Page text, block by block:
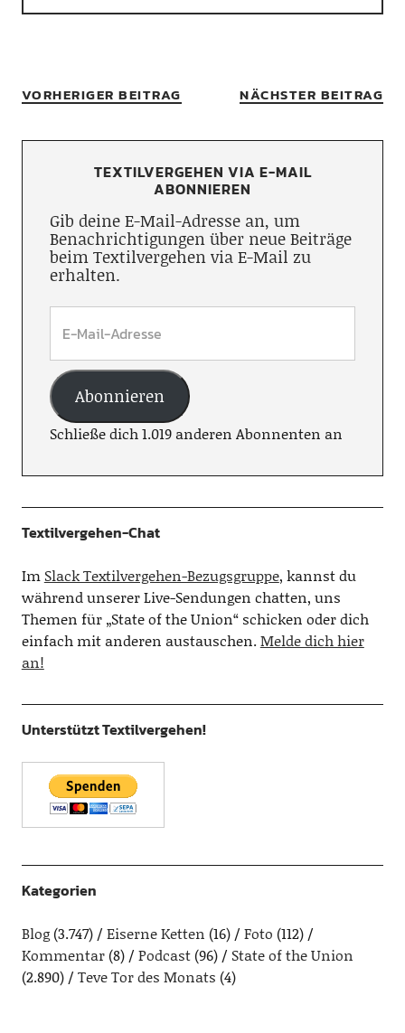
VORHERIGER BEITRAG NÄCHSTER BEITRAG
TEXTILVERGEHEN VIA E-MAIL
ABONNIEREN
Gib deine E-Mail-Adresse an, um
Benachrichtigungen über neue Beiträge
beim Textilvergehen via E-Mail zu
erhalten.
Abonnieren
Schließe dich 1.019 anderen Abonnenten an
Textilvergehen-Chat
Im Slack Textilvergehen-Bezugsgruppe, kannst du
während unserer Live-Sendungen chatten, uns
Themen für „State of the Union“ schicken oder dich
einfach mit anderen austauschen.Melde dich hier
an!
Unterstützt Textilvergehen!
Kategorien
Blog(3.747) Eiserne Ketten (16) Foto (112)
Kommentar(8) Podcast(96)
State of the Union
(2.890)
Teve Tor des Monats (4)